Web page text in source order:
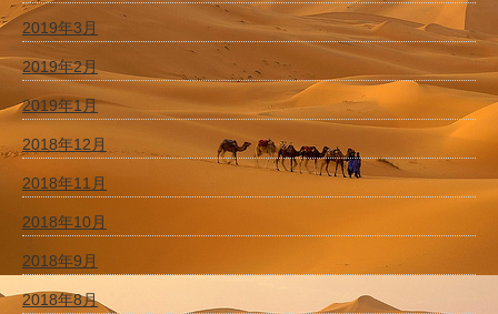
2019年3月
2019年2月
2019年1月
2018年12月
2018年11月
2018年10月
2018年9月
2018年8月